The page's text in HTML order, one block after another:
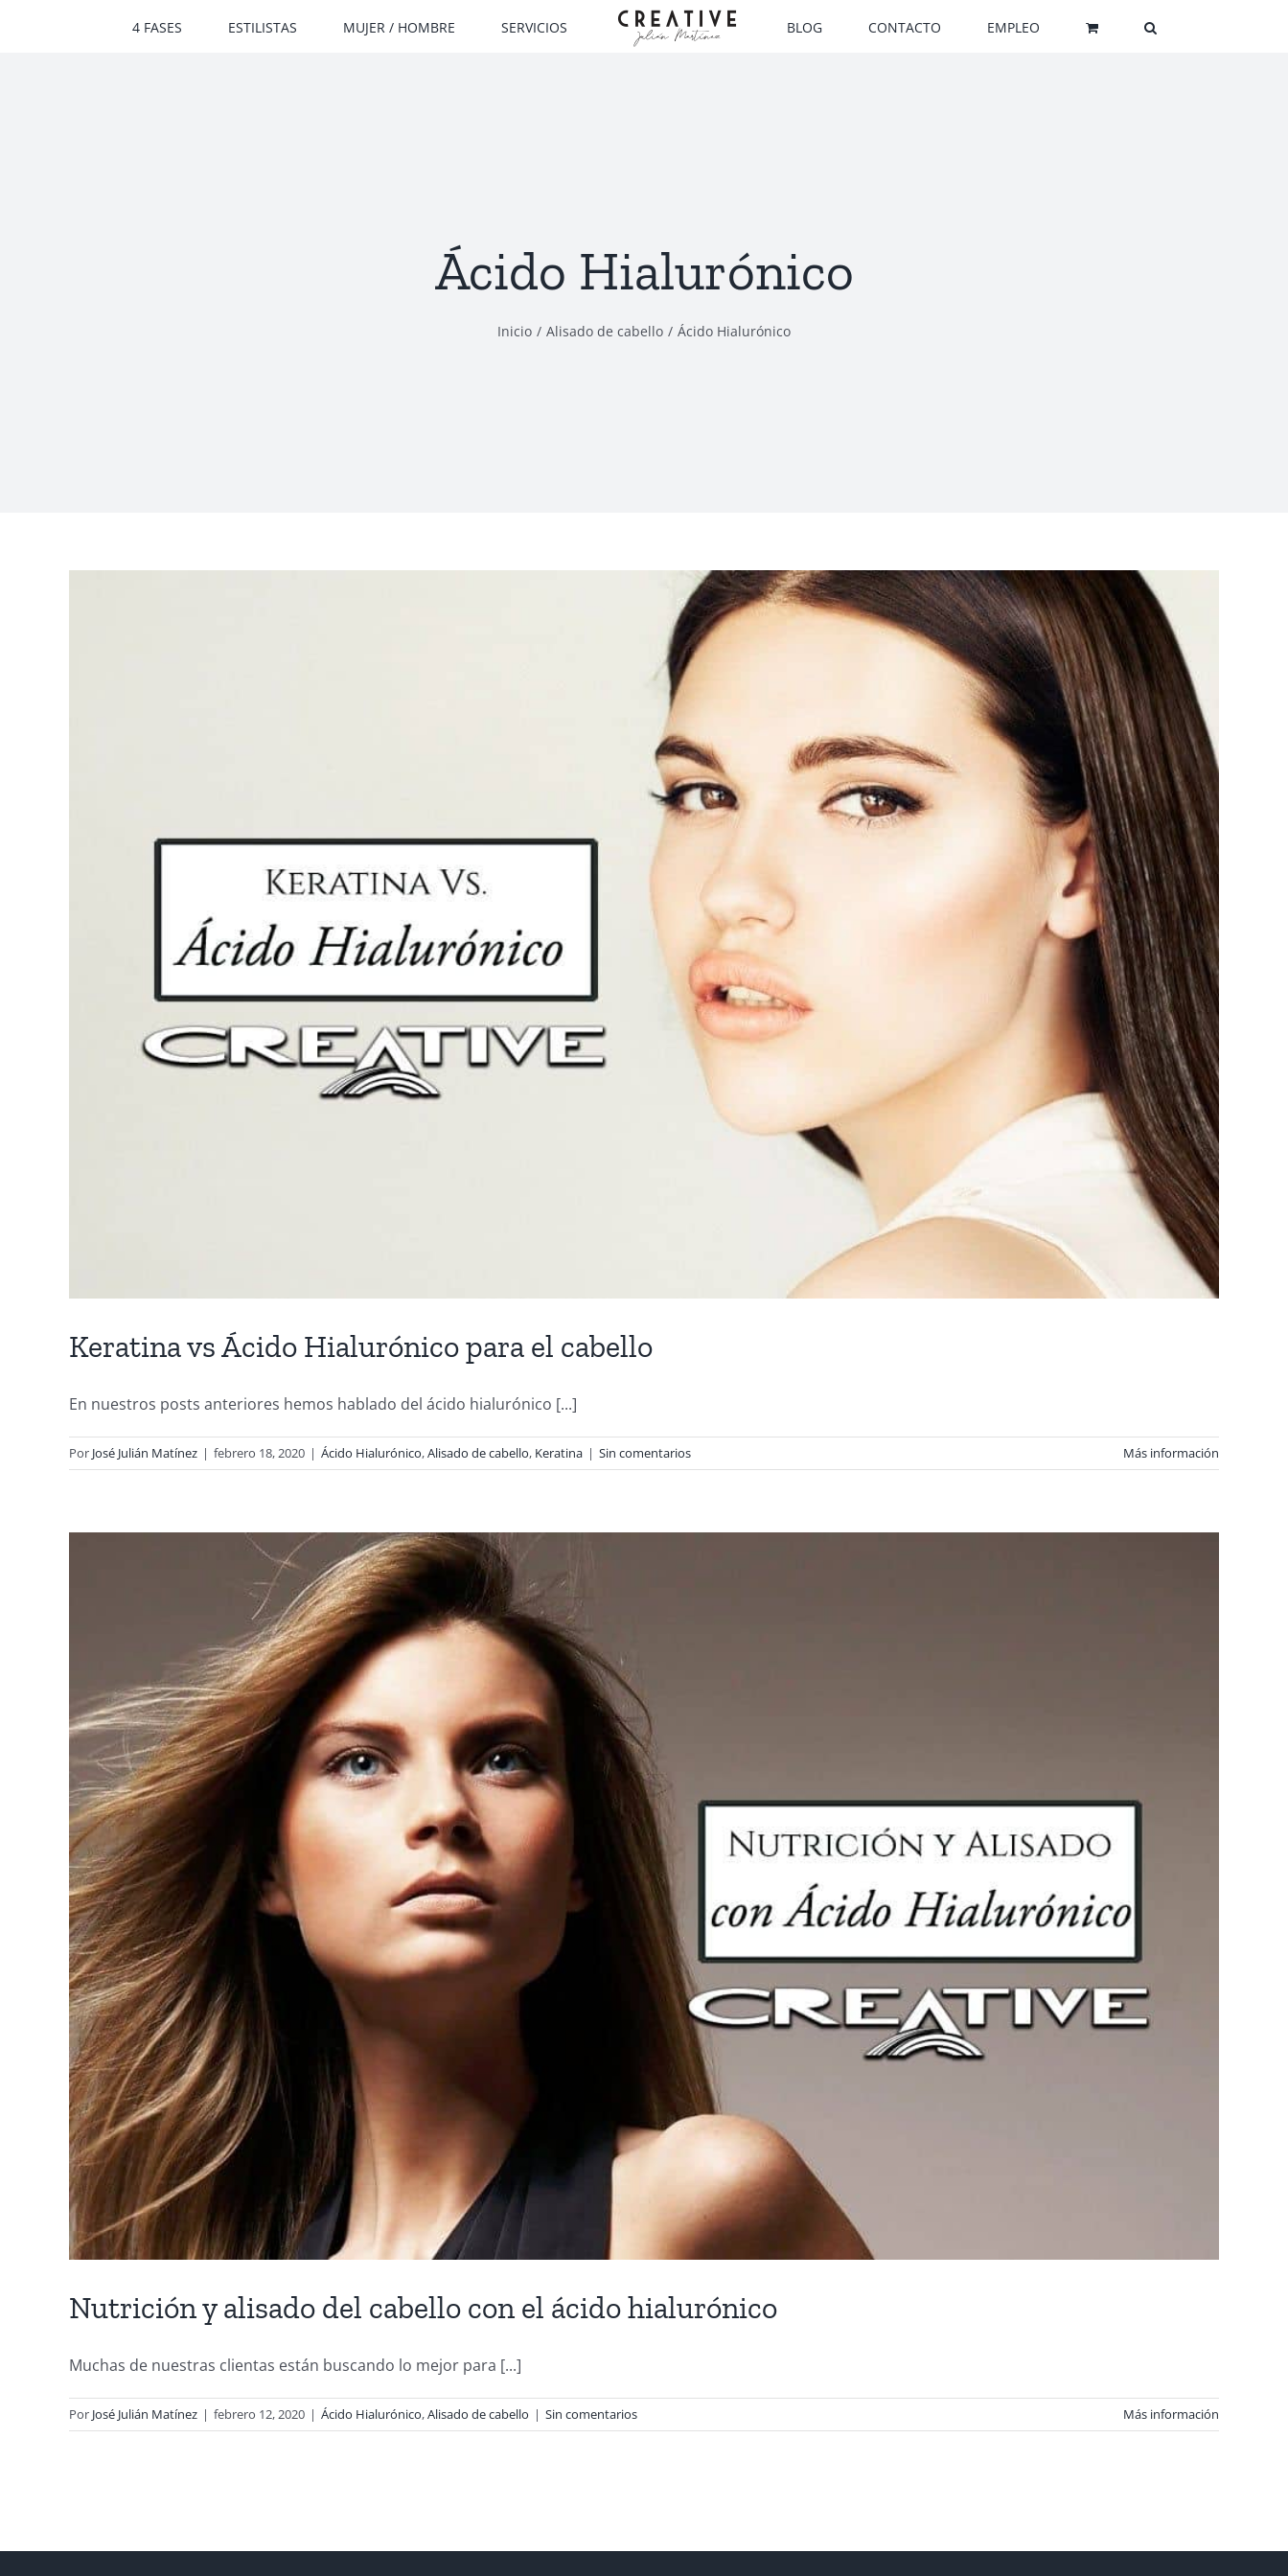
4 FASES ESTILISTAS MUJER / HOMBRE SERVICIOS BLOG CONTACTO EMPLEO
Ácido Hialurónico
Inicio Alisado de cabello Ácido Hialurónico
Keratina vs Ácido Hialurónico para el cabello
En nuestros posts anteriores hemos hablado del ácido hialurónico [...]
Por José Julián Matínez | febrero 18, 2020 | Ácido Hialurónico,Alisado de cabello, Keratina | Sin comentarios Más información
Nutrición y alisado del cabello con el ácido hialurónico
Muchas de nuestras clientas están buscando lo mejor para [...]
Por José Julián Matínez | febrero 12, 2020 | Ácido Hialurónico,Alisado de cabello | Sin comentarios Más información